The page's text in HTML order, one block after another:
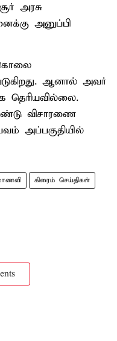
அரசு
அனுப்பி
ஆனால் அவர்
தெரியவில்லை.
விசாரணை
அப்பகுதியில்
கிரைம் செய்திகள்